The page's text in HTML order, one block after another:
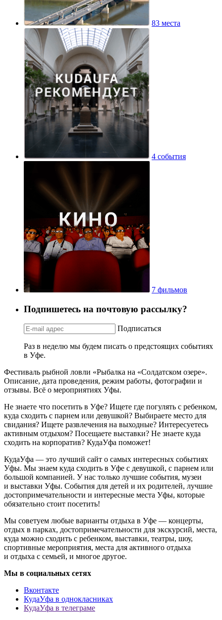
83 места
4 события
7 фильмов
Подпишетесь на почтовую рассылку?
Подписаться
Раз в неделю мы будем писать о предстоящих событиях
в Уфе.
Фестиваль рыбной ловли «Рыбалка на «Солдатском озере».
Описание, дата проведения, режим работы, фотографии и
отзывы. Всё о мероприятиях Уфы.
Не знаете что посетить в Уфе? Ищете где погулять с ребенком,
куда сходить с парнем или девушкой? Выбираете место для
свидания? Ищете развлечения на выходные? Интересуетесь
активным отдыхом? Посещаете выставки? Не знаете куда
сходить на корпоратив? КудаУфа поможет!
КудаУфа — это лучший сайт о самых интересных событиях
Уфы. Мы знаем куда сходить в Уфе с девушкой, с парнем или
большой компанией. У нас только лучшие события, музеи
и выставки Уфы. События для детей и их родителей, лучшие
достопримечательности и интересные места Уфы, которые
обязательно стоит посетить!
Мы советуем любые варианты отдыха в Уфе — концерты,
отдых в парках, достопримечательности для экскурсий, места,
куда можно сходить с ребенком, выставки, театры, шоу,
спортивные мероприятия, места для активного отдыха
и отдыха с семьей, и многое другое.
Мы в социальных сетях
Вконтакте
КудаУфа в однокласниках
КудаУфа в телеграме